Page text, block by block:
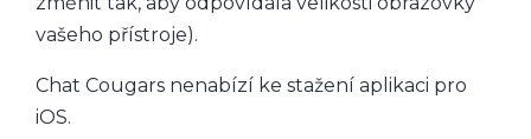
vašeho přístroje).
Chat Cougars nenabízí ke stažení aplikaci pro
iOS.